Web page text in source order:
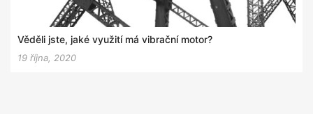
Věděli jste, jaké využití má vibrační motor?
19 října, 2020